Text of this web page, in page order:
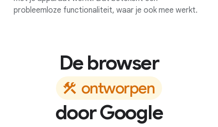
probleemloze functionaliteit, waar je ook mee werkt.
De browser
ontworpen
door Google